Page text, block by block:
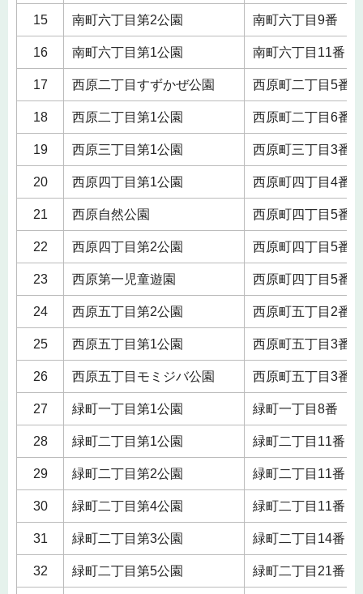
15 南町六丁目第2公園 南町六丁目9番
16 南町六丁目第1公園 南町六丁目11番
17 西原二丁目すずかぜ公園 西原町二丁目5番
18 西原二丁目第1公園 西原町二丁目6番
19 西原三丁目第1公園 西原町三丁目3番
20 西原四丁目第1公園 西原町四丁目4番
21 西原自然公園 西原町四丁目5番
22 西原四丁目第2公園 西原町四丁目5番
23 西原第一児童遊園 西原町四丁目5番
24 西原五丁目第2公園 西原町五丁目2番
25 西原五丁目第1公園 西原町五丁目3番
26 西原五丁目モミジバ公園 西原町五丁目3番
27 緑町一丁目第1公園 緑町一丁目8番
28 緑町二丁目第1公園 緑町二丁目11番
29 緑町二丁目第2公園 緑町二丁目11番
30 緑町二丁目第4公園 緑町二丁目11番
31 緑町二丁目第3公園 緑町二丁目14番
32 緑町二丁目第5公園 緑町二丁目21番